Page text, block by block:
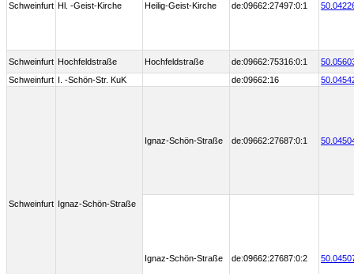
Schweinfurt Hl. -Geist-Kirche Heilig-Geist-Kirche de:09662:27497:0:1
Schweinfurt Hochfeldstraße Hochfeldstraße de:09662:75316:0:1
Schweinfurt
I. -Schön-Str. KuK de:09662:16
Schweinfurt Ignaz-Schön-Straße
Ignaz-Schön-Straße de:09662:27687:0:1
Ignaz-Schön-Straße de:09662:27687:0:2